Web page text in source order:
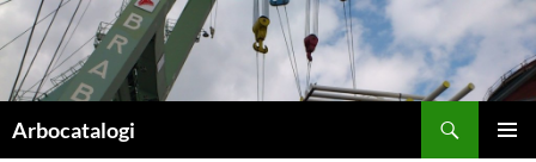
Ga
naar
de
inhoud
Arbocatalogi